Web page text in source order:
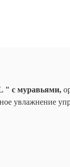
" с муравьями,
увлажнение